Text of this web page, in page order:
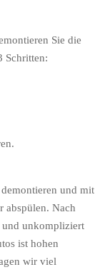
Sie die
Schritten:
und mit
abspülen. Nach
und unkompliziert
ist hohen
wir viel